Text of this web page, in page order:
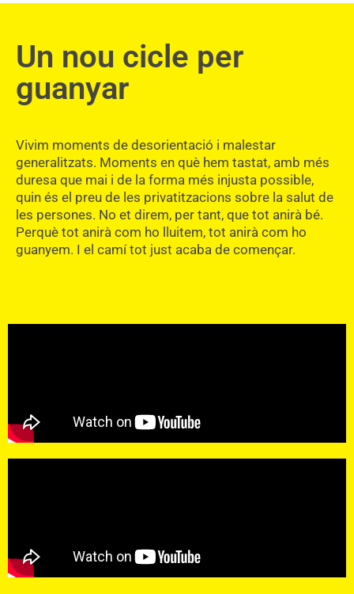
Un nou cicle per
guanyar
Vivim moments de desorientació i malestar
generalitzats. Moments en què hem tastat, amb més
duresa que mai i de la forma més injusta possible,
quin és el preu de les privatitzacions sobre la salut de
les persones. No et direm, per tant, que tot anirà bé.
Perquè tot anirà com ho lluitem, tot anirà com ho
guanyem. I el camí tot just acaba de començar.